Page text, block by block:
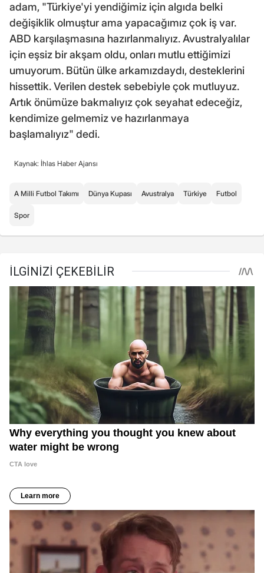
adam, "Türkiye'yi yendiğimiz için algıda belki
değişiklik olmuştur ama yapacağımız çok iş var.
ABD karşılaşmasına hazırlanmalıyız. Avustralyalılar
için eşsiz bir akşam oldu, onları mutlu ettiğimizi
umuyorum. Bütün ülke arkamızdaydı, desteklerini
hissettik. Verilen destek sebebiyle çok mutluyuz.
Artık önümüze bakmalıyız çok seyahat edeceğiz,
kendimize gelmemiz ve hazırlanmaya
başlamalıyız" dedi.
Kaynak: İhlas Haber Ajansı
A Milli Futbol Takımı Dünya Kupası Avustralya Türkiye Futbol
Spor